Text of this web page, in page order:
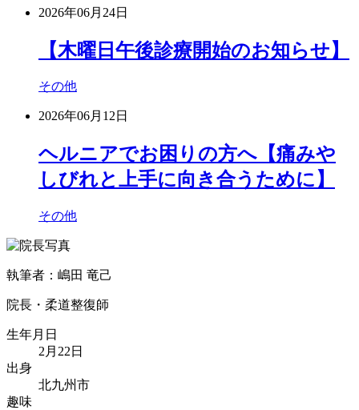
2026年06月24日
【木曜日午後診療開始のお知らせ】
その他
2026年06月12日
ヘルニアでお困りの方へ【痛みや
しびれと上手に向き合うために】
その他
執筆者：嶋田 竜己
院長・柔道整復師
生年月日
2月22日
出身
北九州市
趣味